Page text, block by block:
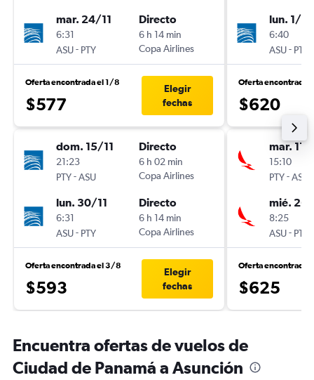
mar. 24/11
6:31
ASU- PTY
Directo
6 h 14 min
Copa Airlines
Oferta encontrada el 1/8
$577
Elegir
fechas
dom. 15/11
21:23
PTY-ASU
Directo
6 h 02 min
Copa Airlines
lun. 30/11
6:31
ASU- PTY
Directo
6 h 14 min
Copa Airlines
Oferta encontrada el 3/8
$593
Elegir
fechas
lun. 1/2
6:40
ASU- PTY
Oferta encontrada
$620
mar. 11/
15:10
PTY-ASU
mié.
8:25
ASU- PTY
Oferta encontrada
$625
Encuentra ofertas de vuelos de
Ciudad de Panamá a Asunción